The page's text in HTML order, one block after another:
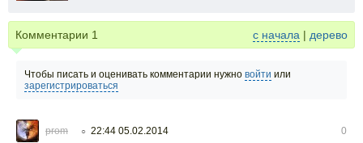
Комментарии 1 с начала | дерево
Чтобы писать и оценивать комментарии нужно войти или
зарегистрироваться
prom ○ 22:44 05.02.2014
0